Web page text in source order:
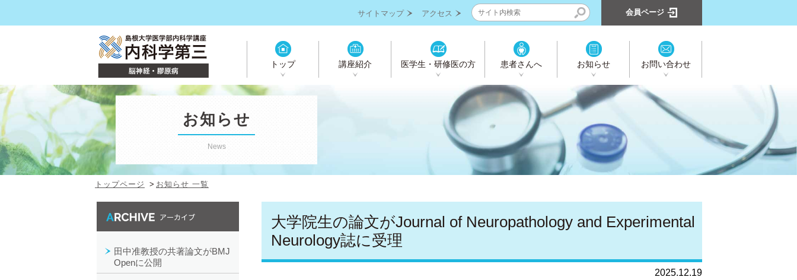
サイトマップ アクセス 会員ページ
トップ 講座紹介 医学生・研修医の方 患者さんへ お知らせ お問い合わせ
お知らせ
News
トップページ お知らせ 一覧
大学院生の論文がJournal of Neuropathology and Experimental
Neurology誌に受理
2025.12.19
田中准教授の共著論文がBMJ
Openに公開